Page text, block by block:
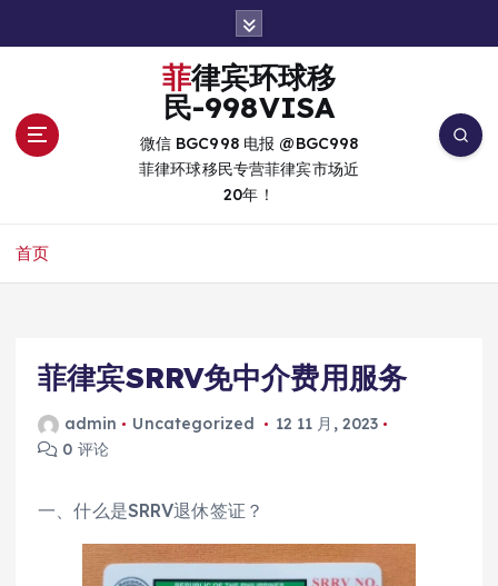
菲律宾环球移
民-998VISA
微信 BGC998 电报 @BGC998
菲律环球移民专营菲律宾市场近
20年！
首页
菲律宾SRRV免中介费用服务
admin Uncategorized
12 11 月, 2023
0 评论
一、什么是SRRV退休签证？